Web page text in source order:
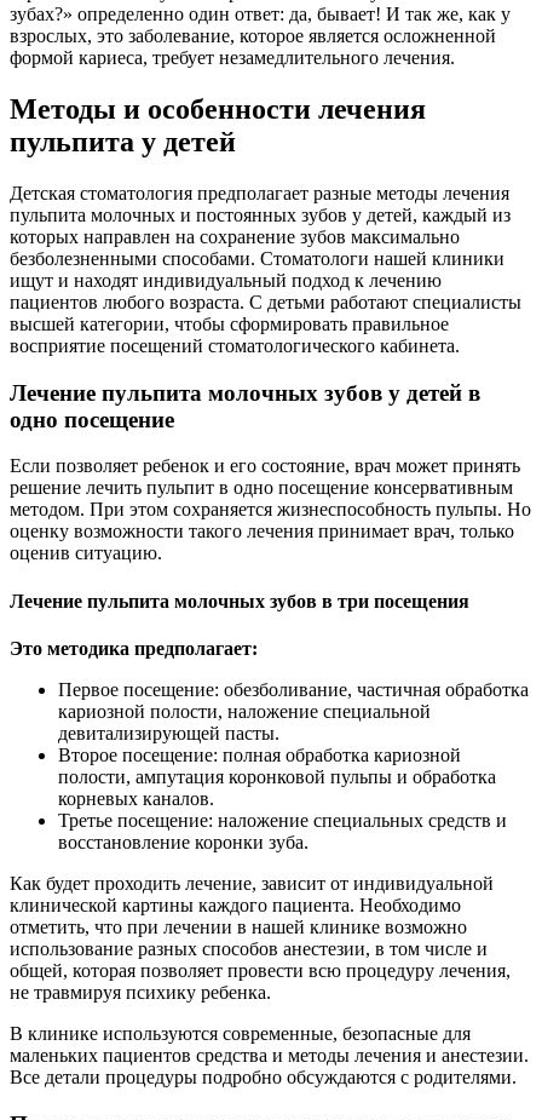
зубах?» определенно один ответ: да, бывает! И так же, как у
взрослых, это заболевание, которое является осложненной
формой кариеса, требует незамедлительного лечения.
Методы и особенности лечения
пульпита у детей
Детская стоматология предполагает разные методы лечения
пульпита молочных и постоянных зубов у детей, каждый из
которых направлен на сохранение зубов максимально
безболезненными способами. Стоматологи нашей клиники
ищут и находят индивидуальный подход к лечению
пациентов любого возраста. С детьми работают специалисты
высшей категории, чтобы сформировать правильное
восприятие посещений стоматологического кабинета.
Лечение пульпита молочных зубов у детей в
одно посещение
Если позволяет ребенок и его состояние, врач может принять
решение лечить пульпит в одно посещение консервативным
методом. При этом сохраняется жизнеспособность пульпы. Но
оценку возможности такого лечения принимает врач, только
оценив ситуацию.
Лечение пульпита молочных зубов в три посещения
Это методика предполагает:
Первое посещение: обезболивание, частичная обработка
кариозной полости, наложение специальной
девитализирующей пасты.
Второе посещение: полная обработка кариозной
полости, ампутация коронковой пульпы и обработка
корневых каналов.
Третье посещение: наложение специальных средств и
восстановление коронки зуба.
Как будет проходить лечение, зависит от индивидуальной
клинической картины каждого пациента. Необходимо
отметить, что при лечении в нашей клинике возможно
использование разных способов анестезии, в том числе и
общей, которая позволяет провести всю процедуру лечения,
не травмируя психику ребенка.
В клинике используются современные, безопасные для
маленьких пациентов средства и методы лечения и анестезии.
Все детали процедуры подробно обсуждаются с родителями.